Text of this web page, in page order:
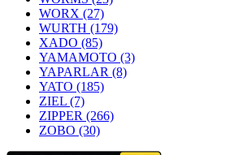
WORX (27)
WURTH (179)
XADO (85)
YAMAMOTO (3)
YAPARLAR (8)
YATO (185)
ZIEL (7)
ZIPPER (266)
ZOBO (30)